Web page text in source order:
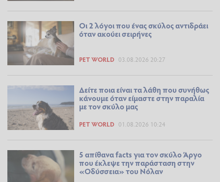
Οι 2 λόγοι που ένας σκύλος αντιδράει
όταν ακούει σειρήνες
PET WORLD 03.08.2026 20:27
Δείτε ποια είναι τα λάθη που συνήθως
κάνουμε όταν είμαστε στην παραλία
με τον σκύλο μας
PET WORLD 01.08.2026 10:24
5 απίθανα facts για τον σκύλο Άργο
που έκλεψε την παράσταση στην
«Οδύσσεια» του Νόλαν